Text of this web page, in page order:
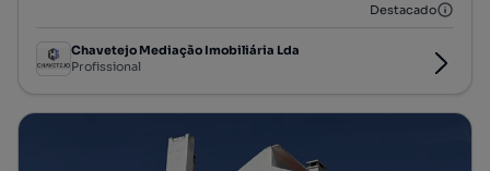
Destacado
Chavetejo Mediação Imobiliária Lda
Profissional